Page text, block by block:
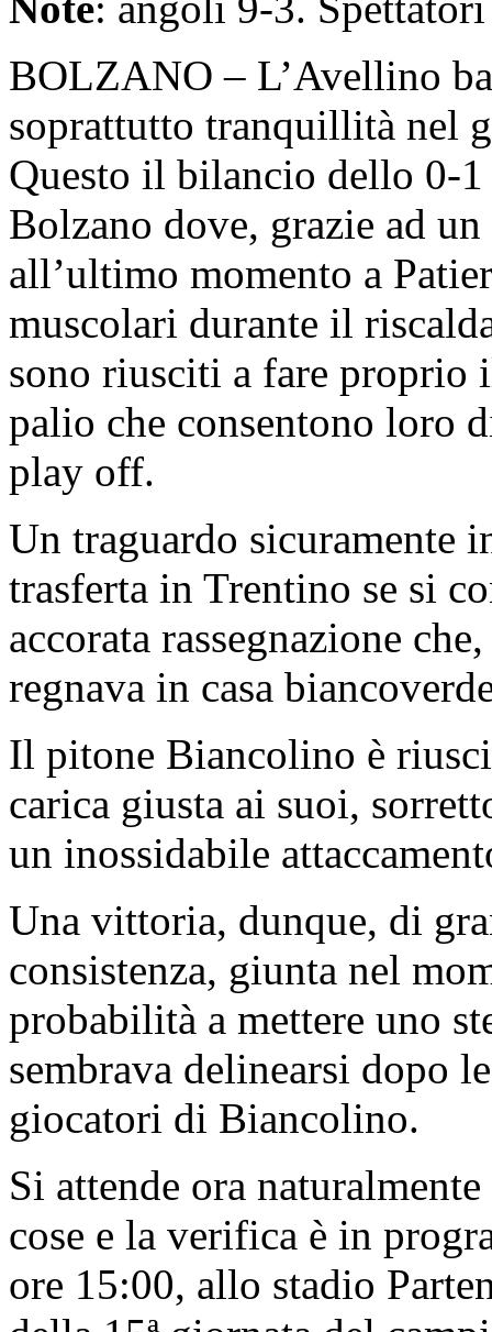
BOLZANO – L’Avellino
soprattutto tranquillità nel
Questo il bilancio dello 0-
Bolzano dove, grazie ad
all’ultimo momento a
muscolari durante il
sono riusciti a fare
palio che consentono loro
play off.
Un traguardo sicuramente
trasferta in Trentino se si
accorata rassegnazione
regnava in casa
Il pitone Biancolino è
carica giusta ai suoi,
un inossidabile
Una vittoria, dunque, di
consistenza, giunta nel
probabilità a mettere uno
sembrava delinearsi dopo
giocatori di Biancolino.
Si attende ora
cose e la verifica è in
ore 15:00, allo stadio